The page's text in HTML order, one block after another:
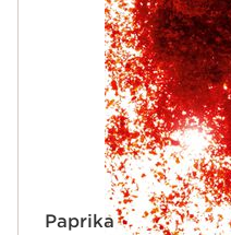
Paprika